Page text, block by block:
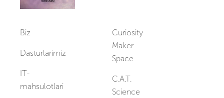
Biz
Dasturlarimiz
IT-
mahsulotlari
Curiosity
Maker
Space
C.A.T.
Science